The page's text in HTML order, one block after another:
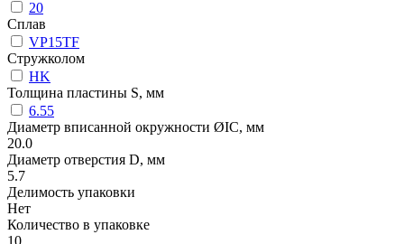
20
Сплав
VP15TF
Стружколом
HK
Толщина пластины S, мм
6.55
Диаметр вписанной окружности ØIC, мм
20.0
Диаметр отверстия D, мм
5.7
Делимость упаковки
Нет
Количество в упаковке